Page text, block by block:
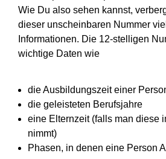
Wie Du also sehen kannst,
dieser unscheinbaren Nummer
Informationen. Die 12-stelligen
wichtige Daten wie
die Ausbildungszeit einer
die geleisteten Berufsjahre
eine Elternzeit (falls man diese
nimmt)
Phasen, in denen eine Person